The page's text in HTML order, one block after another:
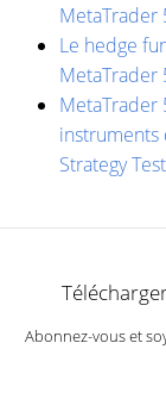
MetaTrader
Le hedge
MetaTrader
MetaTrader
Strategy
Abonnez-vous et